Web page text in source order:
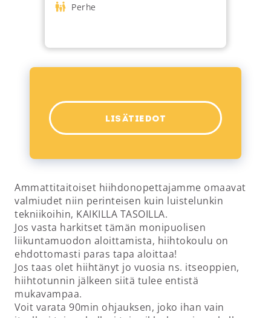
Perhe
LISÄTIEDOT
Ammattitaitoiset hiihdonopettajamme omaavat
valmiudet niin perinteisen kuin luistelunkin
tekniikoihin, KAIKILLA TASOILLA.
Jos vasta harkitset tämän monipuolisen
liikuntamuodon aloittamista, hiihtokoulu on
ehdottomasti paras tapa aloittaa!
Jos taas olet hiihtänyt jo vuosia ns. itseoppien,
hiihtotunnin jälkeen siitä tulee entistä
mukavampaa.
Voit varata 90min ohjauksen, joko ihan vain